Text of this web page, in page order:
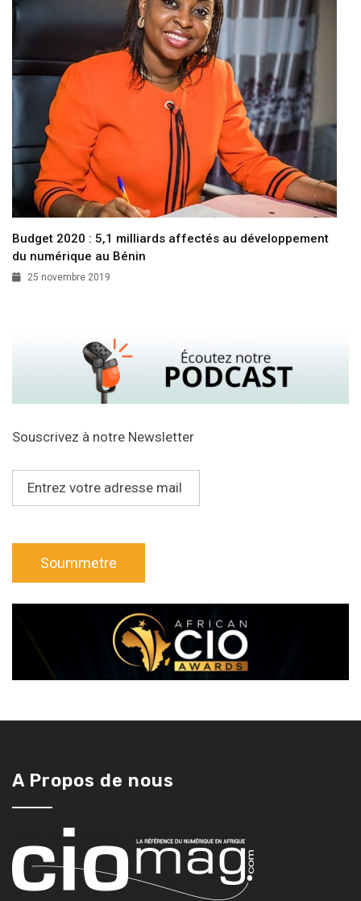
Budget 2020 : 5,1 milliards affectés au développement
du numérique au Bénin
25 novembre 2019
Souscrivez à notre Newsletter
A Propos de nous